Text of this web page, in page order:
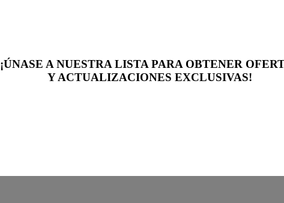
¡ÚNASE A NUESTRA LISTA PARA OBTENER
Y ACTUALIZACIONES EXCLUSIVAS!